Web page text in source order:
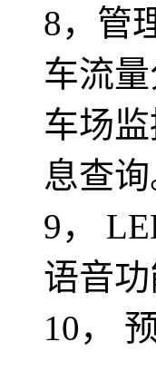
8，管
车流
车场
息查询
9，
语音功
10，